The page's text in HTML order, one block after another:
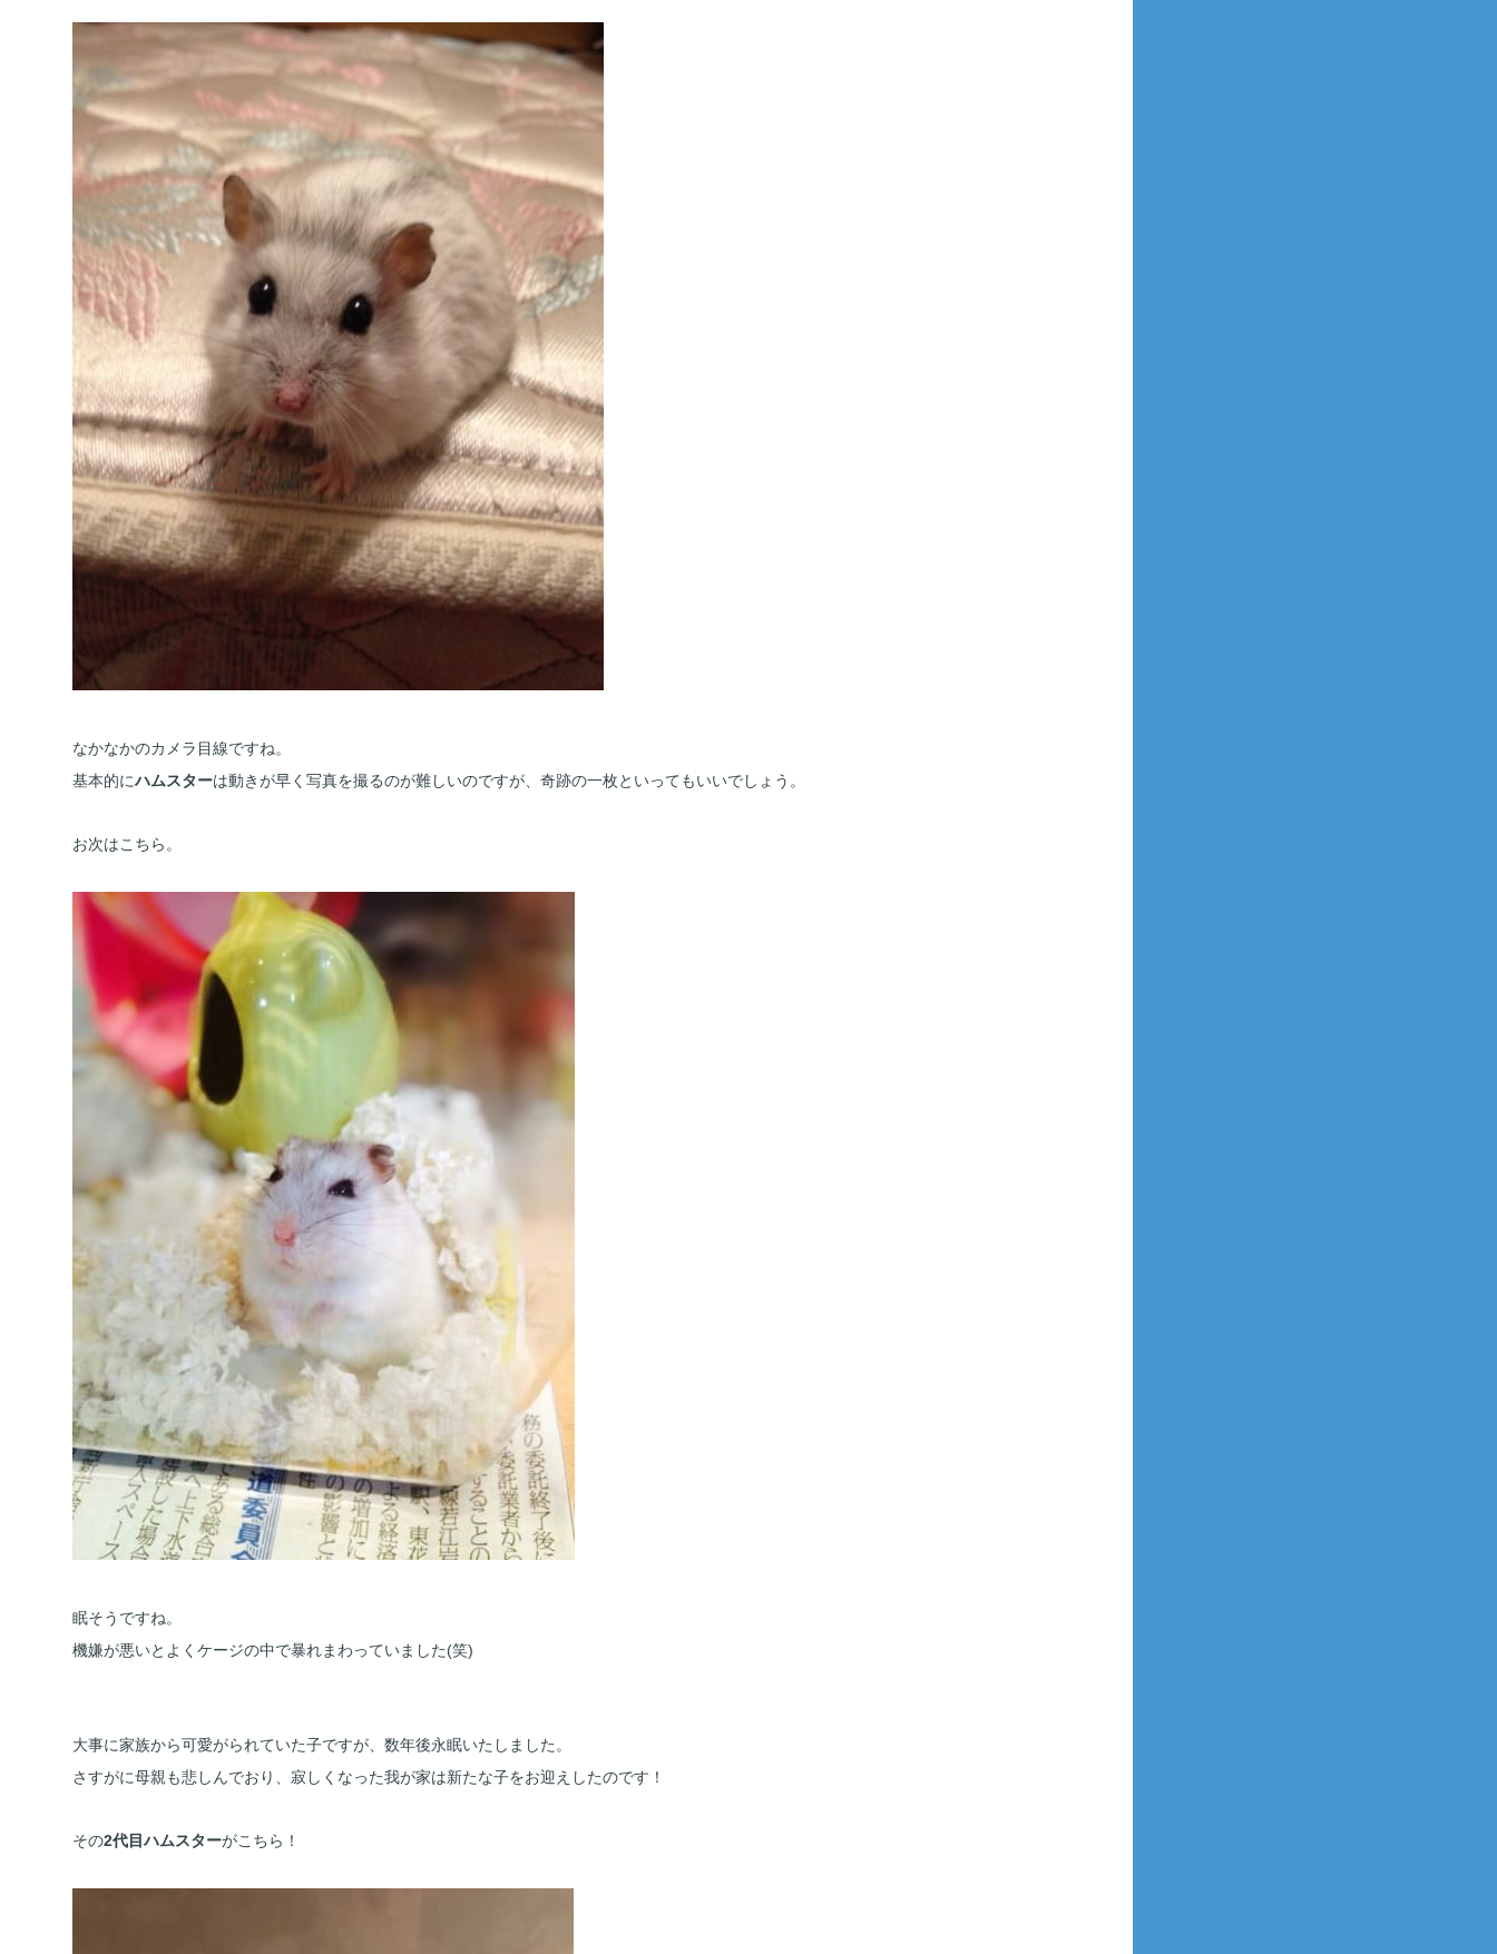
なかなかのカメラ目線ですね。
基本的にハムスターは動きが早く写真を撮るのが難しいのですが、奇跡の一枚といってもいいでしょう。
お次はこちら。
眠そうですね。
機嫌が悪いとよくケージの中で暴れまわっていました(笑)
大事に家族から可愛がられていた子ですが、数年後永眠いたしました。
さすがに母親も悲しんでおり、寂しくなった我が家は新たな子をお迎えしたのです！
その2代目ハムスターがこちら！